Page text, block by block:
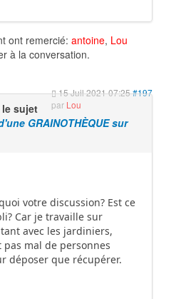
ont remercié: antoine, Lou
à la conversation.
15 Juil 2021 07:25#197
par Lou
sujet
GRAINOTHÈQUE sur
votre discussion? Est ce
Car je travaille sur
avec les jardiniers,
mal de personnes
déposer que récupérer.